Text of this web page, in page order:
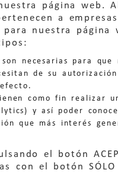
página web.
a empresas
nuestra página
necesarias para que
de su
como fin realizar
y así poder
que más interés
el botón
con el botón SÓLO
/ 976 399 354